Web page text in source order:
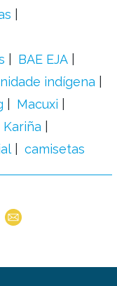
BAE EJA
indígena
Macuxi
Kariña
camisetas